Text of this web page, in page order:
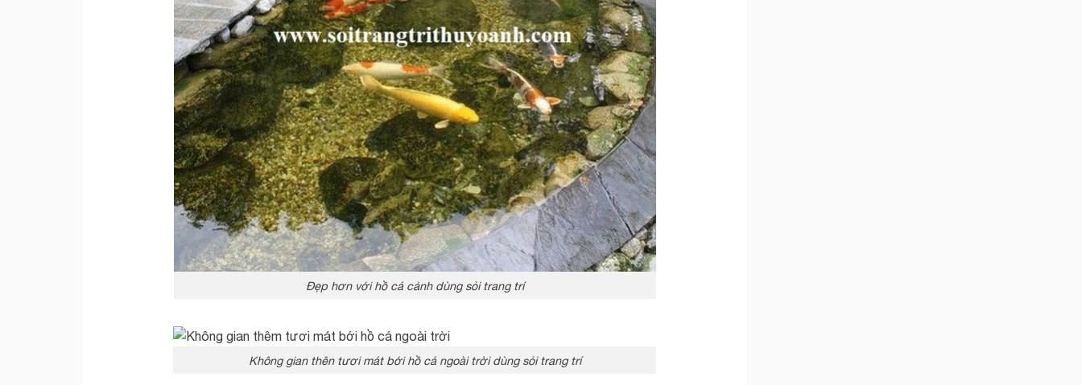
Đẹp hơn với hồ cá cảnh dùng sỏi trang trí
Không gian thên tươi mát bới hồ cá ngoài trời dùng sỏi trang trí